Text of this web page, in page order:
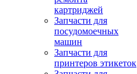
картриджей
Запчасти для
посудомоечных
машин
Запчасти для
принтеров этикеток